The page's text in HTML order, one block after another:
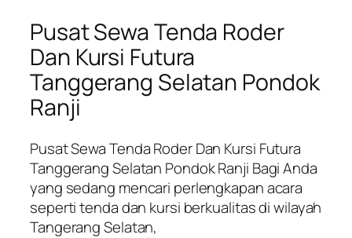
Pusat Sewa Tenda Roder
Dan Kursi Futura
Tanggerang Selatan Pondok
Ranji
Pusat Sewa Tenda Roder Dan Kursi Futura
Tanggerang Selatan Pondok Ranji Bagi Anda
yang sedang mencari perlengkapan acara
seperti tenda dan kursi berkualitas di wilayah
Tangerang Selatan,